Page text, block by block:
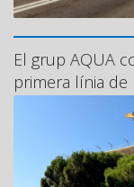
El grup AQUA
primera línia de